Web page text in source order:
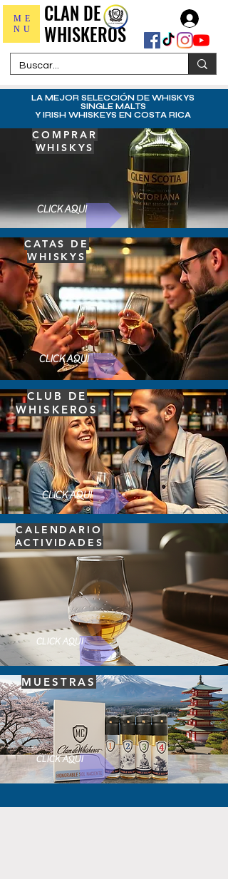
CLAN DE
WHISKEROS
CLAN DE
WHISKEROS
ME
NU
SETS EXCEPCIONALES
LA MEJOR SELECCIÓN DE WHISKYS
SINGLE MALTS
Y IRISH WHISKEYS EN COSTA RICA
COMPRAR
WHISKYS
CLICK AQUI
CATAS DE
WHISKYS
CLICK AQUI
CLUB DE
WHISKEROS
CLICK AQUI
CALENDARIO
ACTIVIDADES
CLICK AQUI
MUESTRAS
CLICK AQUI